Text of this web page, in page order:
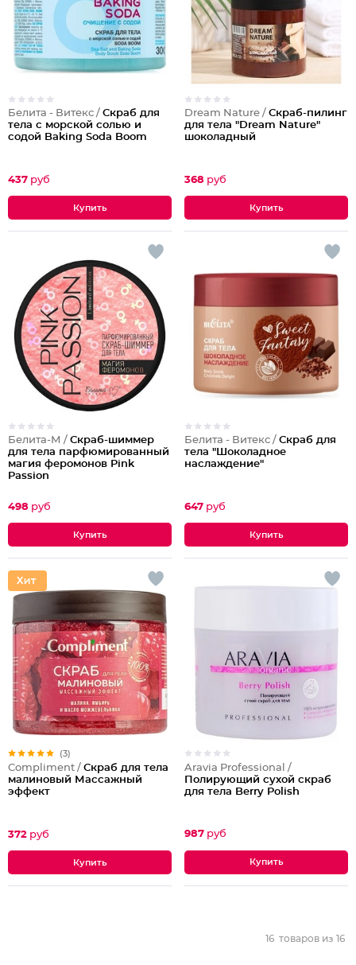
Белита - Витекс / Скраб для
тела с морской солью и
содой Baking Soda Boom
437 руб
Dream Nature / Скраб-пилинг
для тела "Dream Nature"
шоколадный
368 руб
Белита-М / Скраб-шиммер
для тела парфюмированный
магия феромонов Pink
Passion
498 руб
Белита - Витекс / Скраб для
тела "Шоколадное
наслаждение"
647 руб
(3)
Compliment / Скраб для тела
малиновый Массажный
эффект
372 руб
Aravia Professional /
Полирующий сухой скраб
для тела Berry Polish
987 руб
16 товаров из 16